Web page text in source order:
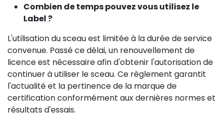
Combien de temps pouvez vous utilisez le
Label ?
L'utilisation du sceau est limitée à la durée de service
convenue. Passé ce délai, un renouvellement de
licence est nécessaire afin d'obtenir l'autorisation de
continuer à utiliser le sceau. Ce règlement garantit
l'actualité et la pertinence de la marque de
certification conformément aux dernières normes et
résultats d'essais.